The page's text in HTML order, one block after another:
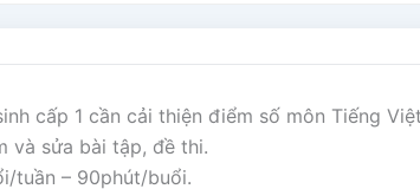
cấp 1 cần cải thiện điểm số môn Tiếng
và sửa bài tập, đề thi.
tuần – 90phút/buổi.